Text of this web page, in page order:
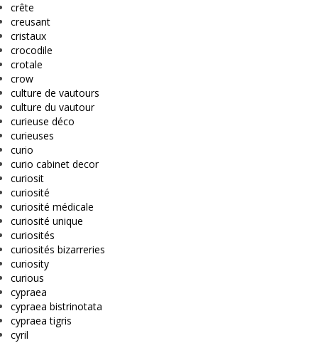
crête
creusant
cristaux
crocodile
crotale
crow
culture de vautours
culture du vautour
curieuse déco
curieuses
curio
curio cabinet decor
curiosit
curiosité
curiosité médicale
curiosité unique
curiosités
curiosités bizarreries
curiosity
curious
cypraea
cypraea bistrinotata
cypraea tigris
cyril